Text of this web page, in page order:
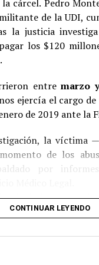
cárcel. Pedro
de la UDI,
la justicia
los $120
entremarzo
ejercía el cargo
de 2019 ante la
la víctima
de los
por
de los
en un
cumplimiento en
CONTINUAR LEYENDO